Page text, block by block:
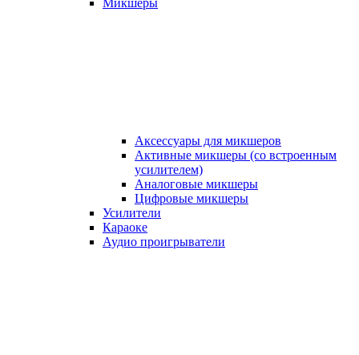
Микшеры
Аксессуары для микшеров
Активные микшеры (со встроенным
усилителем)
Аналоговые микшеры
Цифровые микшеры
Усилители
Караоке
Аудио проигрыватели